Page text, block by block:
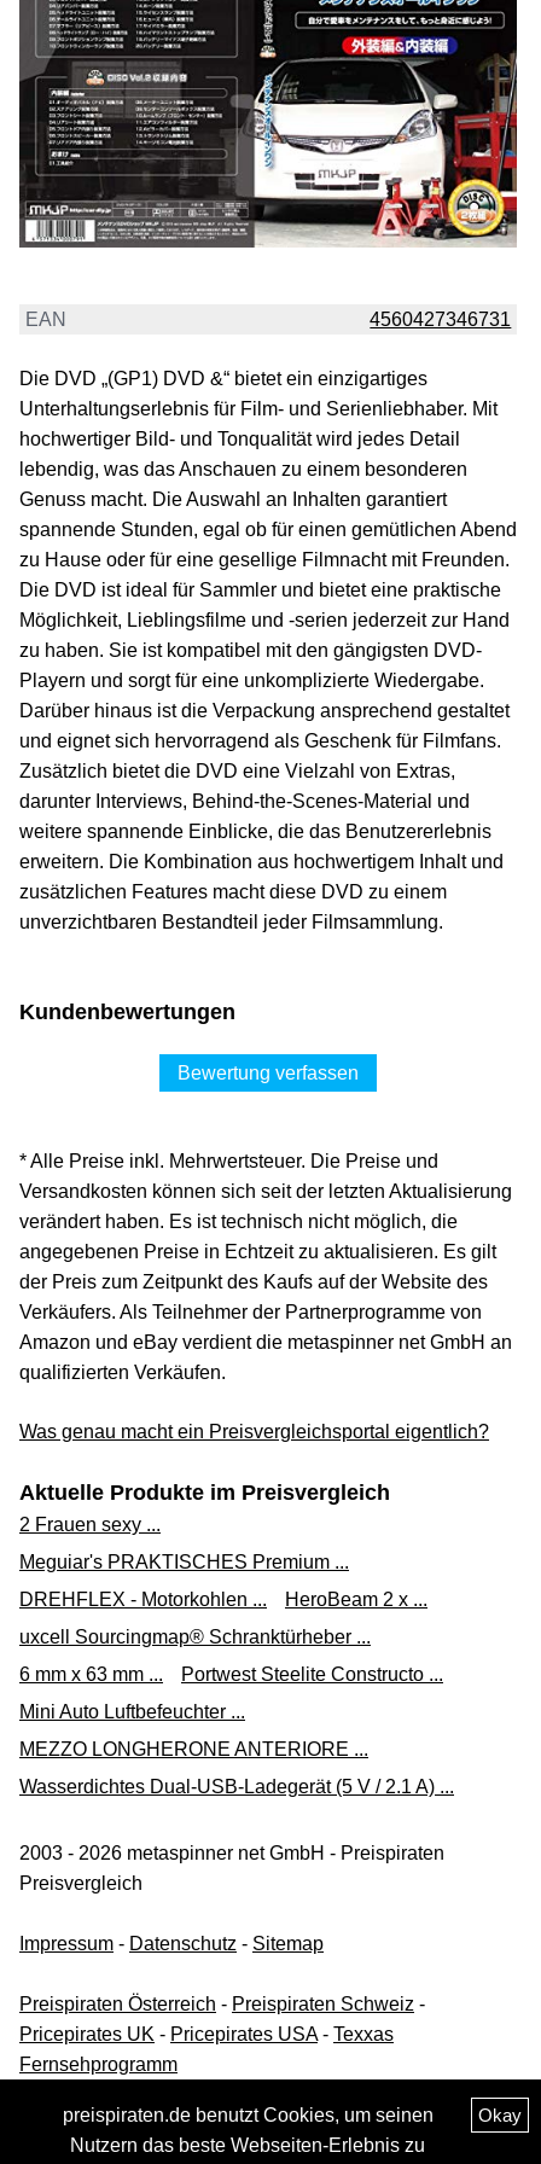
EAN 4560427346731
Die DVD „(GP1) DVD &“ bietet ein einzigartiges
Unterhaltungserlebnis für Film- und Serienliebhaber. Mit
hochwertiger Bild- und Tonqualität wird jedes Detail
lebendig, was das Anschauen zu einem besonderen
Genuss macht. Die Auswahl an Inhalten garantiert
spannende Stunden, egal ob für einen gemütlichen Abend
zu Hause oder für eine gesellige Filmnacht mit Freunden.
Die DVD ist ideal für Sammler und bietet eine praktische
Möglichkeit, Lieblingsfilme und -serien jederzeit zur Hand
zu haben. Sie ist kompatibel mit den gängigsten DVD-
Playern und sorgt für eine unkomplizierte Wiedergabe.
Darüber hinaus ist die Verpackung ansprechend gestaltet
und eignet sich hervorragend als Geschenk für Filmfans.
Zusätzlich bietet die DVD eine Vielzahl von Extras,
darunter Interviews, Behind-the-Scenes-Material und
weitere spannende Einblicke, die das Benutzererlebnis
erweitern. Die Kombination aus hochwertigem Inhalt und
zusätzlichen Features macht diese DVD zu einem
unverzichtbaren Bestandteil jeder Filmsammlung.
Kundenbewertungen
Bewertung verfassen
* Alle Preise inkl. Mehrwertsteuer. Die Preise und
Versandkosten können sich seit der letzten Aktualisierung
verändert haben. Es ist technisch nicht möglich, die
angegebenen Preise in Echtzeit zu aktualisieren. Es gilt
der Preis zum Zeitpunkt des Kaufs auf der Website des
Verkäufers. Als Teilnehmer der Partnerprogramme von
Amazon und eBay verdient die metaspinner net GmbH an
qualifizierten Verkäufen.
Was genau macht ein Preisvergleichsportal eigentlich?
Aktuelle Produkte im Preisvergleich
2 Frauen sexy ...
Meguiar's PRAKTISCHES Premium ...
DREHFLEX - Motorkohlen ...
HeroBeam 2 x ...
uxcell Sourcingmap® Schranktürheber ...
6 mm x 63 mm ...
Portwest Steelite Constructo ...
Mini Auto Luftbefeuchter ...
MEZZO LONGHERONE ANTERIORE ...
Wasserdichtes Dual-USB-Ladegerät (5 V / 2.1 A) ...
2003 - 2026 metaspinner net GmbH - Preispiraten
Preisvergleich
Impressum - Datenschutz - Sitemap
Preispiraten Österreich - Preispiraten Schweiz -
Pricepirates UK - Pricepirates USA- Texxas
Fernsehprogramm
Okay
preispiraten.de benutzt Cookies, um seinen
Nutzern das beste Webseiten-Erlebnis zu